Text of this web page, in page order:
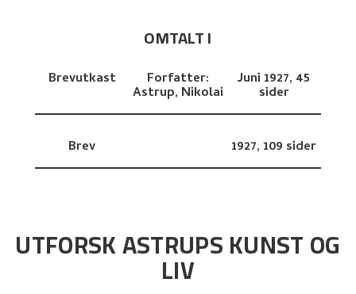
OMTALT I
Brevutkast Forfatter:
Astrup, Nikolai
Juni 1927, 45
sider
Brev 1927,109 sider
UTFORSK ASTRUPS KUNST OG
LIV